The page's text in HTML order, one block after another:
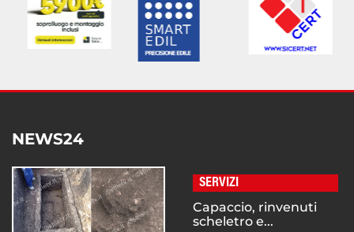
NEWS24
SERVIZI
Capaccio, rinvenuti
scheletro e...